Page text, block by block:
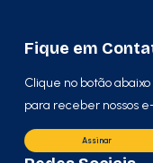
Fique em
Clique no botão
para receber nossos
Assinar